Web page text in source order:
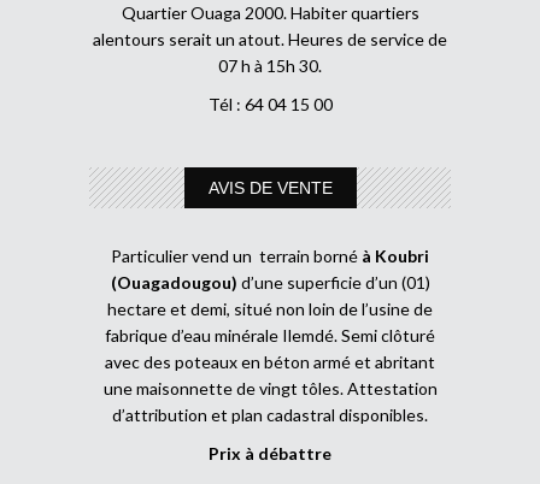
Quartier Ouaga 2000. Habiter quartiers
alentours serait un atout. Heures de service de
07 h à 15h 30.
Tél : 64 04 15 00
AVIS DE VENTE
Particulier vend un terrain borné à Koubri
(Ouagadougou) d’une superficie d’un (01)
hectare et demi, situé non loin de l’usine de
fabrique d’eau minérale Ilemdé. Semi clôturé
avec des poteaux en béton armé et abritant
une maisonnette de vingt tôles. Attestation
d’attribution et plan cadastral disponibles.
Prix à débattre